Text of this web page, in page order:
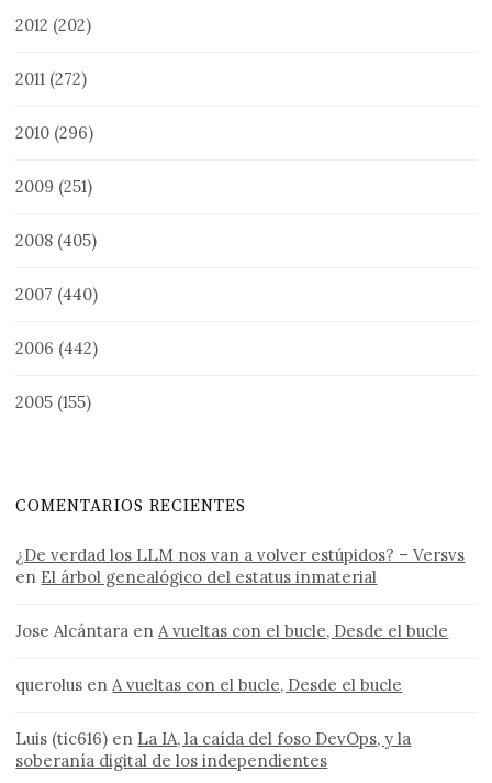
2012 (202)
2011 (272)
2010 (296)
2009 (251)
2008 (405)
2007 (440)
2006 (442)
2005 (155)
COMENTARIOS RECIENTES
¿De verdad los LLM nos van a volver estúpidos? – Versvs
en El árbol genealógico del estatus inmaterial
Jose Alcántara enA vueltas con el bucle, Desde el bucle
querolus enA vueltas con el bucle, Desde el bucle
Luis (tic616) en La IA, la caída del foso DevOps, y la
soberanía digital de los independientes